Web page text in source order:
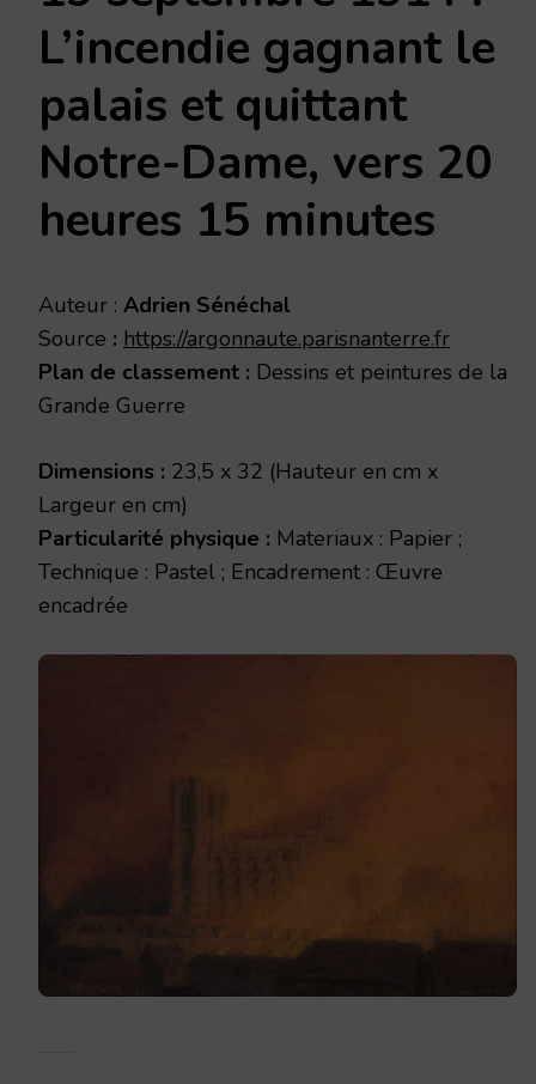
REIMS
L’incendie gagnant le
palais et quittant
Notre-Dame, vers 20
heures 15 minutes
Auteur : Adrien Sénéchal
Source : https://argonnaute.parisnanterre.fr
Plan de classement : Dessins et peintures de la
Grande Guerre
Dimensions : 23,5 x 32 (Hauteur en cm x
Largeur en cm)
Particularité physique : Materiaux : Papier ;
Technique : Pastel ; Encadrement : Œuvre
encadrée